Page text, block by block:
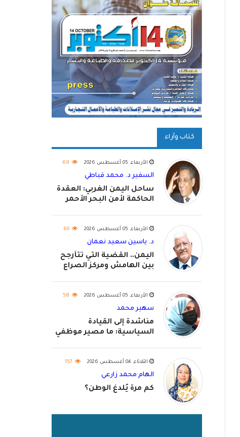
كتاب وآراء
الأربعاء, 05 أغسطس 2026 69
السفير د. محمد قباطي
ساحل اليمن الغربي: العقدة
الحاكمة لأمن البحر الأحمر
الأربعاء, 05 أغسطس 2026 60
د. ياسين سعيد نعمان
اليمن.. القضية التي تتأرجح
بين الهامش ومركز الصراع
الأربعاء, 05 أغسطس 2026 58
سهير محمد
مناشدة إلى القيادة
السياسية: ما مصير موظفي
الثلاثاء, 04 أغسطس 2026 157
الهام محمد زارعي
كم مرة يُلدغ الوطن؟